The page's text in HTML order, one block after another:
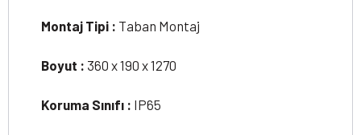
Montaj Tipi : Taban Montaj
Boyut : 360 x 190 x 1270
Koruma Sınıfı : IP65